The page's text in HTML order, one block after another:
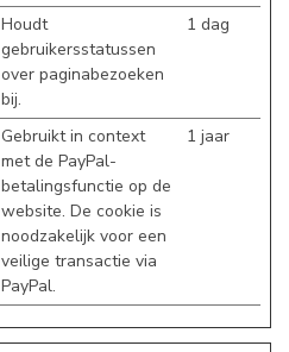
Houdt
gebruikersstatussen
over paginabezoeken
bij.
1 dag
Gebruikt in context
met de PayPal-
betalingsfunctie op de
website. De cookie is
noodzakelijk voor een
veilige transactie via
PayPal.
1 jaar